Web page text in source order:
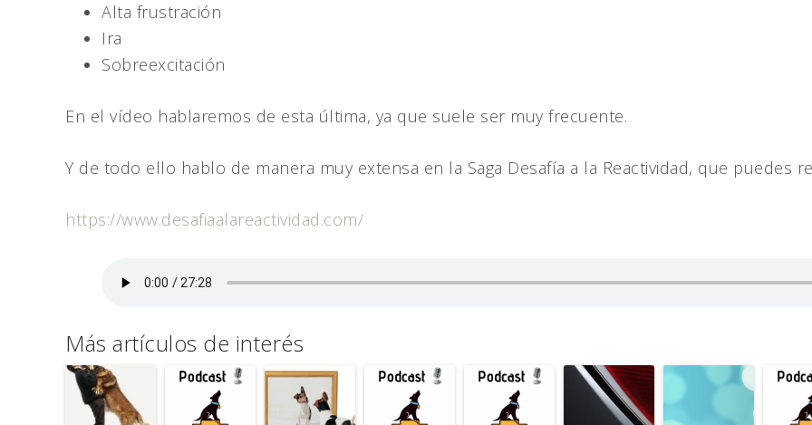
Alta frustración
Ira
Sobreexcitación
En el vídeo hablaremos de esta última, ya que suele ser muy frecuente.
Y de todo ello hablo de manera muy extensa en la Saga Desafía a la Reactividad, que puedes
https://www.desafiaalareactividad.com/
Más artículos de interés